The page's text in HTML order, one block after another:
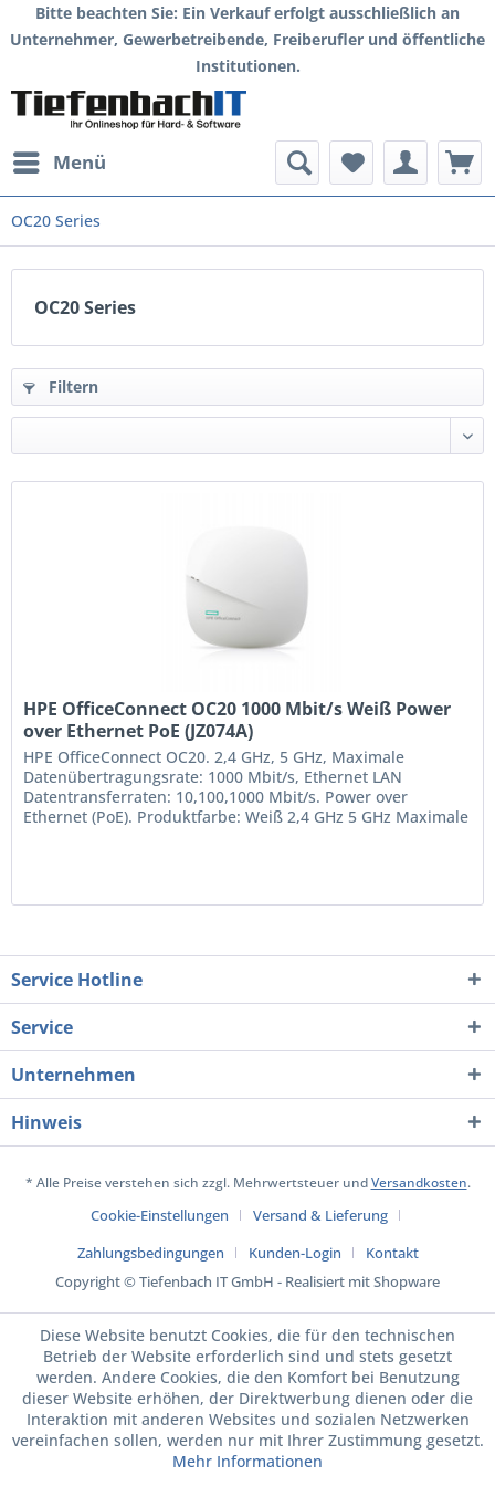
Bitte beachten Sie: Ein Verkauf erfolgt ausschließlich an
Unternehmer, Gewerbetreibende, Freiberufler und öffentliche
Institutionen.
Menü
OC20 Series
OC20 Series
Filtern
HPE OfficeConnect OC20 1000 Mbit/s Weiß Power
over Ethernet PoE (JZ074A)
HPE OfficeConnect OC20. 2,4 GHz, 5 GHz, Maximale
Datenübertragungsrate: 1000 Mbit/s, Ethernet LAN
Datentransferraten: 10,100,1000 Mbit/s. Power over
Ethernet (PoE). Produktfarbe: Weiß 2,4 GHz 5 GHz Maximale
Service Hotline
Service
Unternehmen
Hinweis
* Alle Preise verstehen sich zzgl. Mehrwertsteuer undVersandkosten.
Cookie-Einstellungen
Versand & Lieferung
Zahlungsbedingungen
Kunden-Login
Kontakt
Copyright © Tiefenbach IT GmbH - Realisiert mit Shopware
Diese Website benutzt Cookies, die für den technischen
Betrieb der Website erforderlich sind und stets gesetzt
werden. Andere Cookies, die den Komfort bei Benutzung
dieser Website erhöhen, der Direktwerbung dienen oder die
Interaktion mit anderen Websites und sozialen Netzwerken
vereinfachen sollen, werden nur mit Ihrer Zustimmung gesetzt.
Mehr Informationen